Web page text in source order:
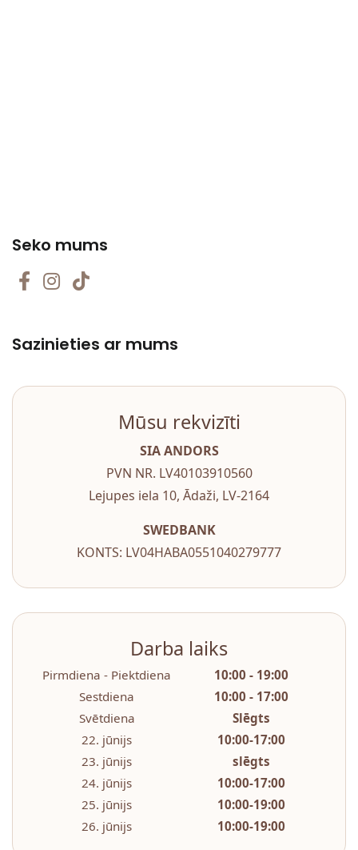
Seko mums
Sazinieties ar mums
Mūsu rekvizīti
SIA ANDORS
PVN NR. LV40103910560
Lejupes iela 10, Ādaži, LV-2164
SWEDBANK
KONTS: LV04HABA0551040279777
Darba laiks
Pirmdiena - Piektdiena
10:00 - 19:00
Sestdiena
10:00 - 17:00
Svētdiena
Slēgts
22. jūnijs
10:00-17:00
23. jūnijs
slēgts
24. jūnijs
10:00-17:00
25. jūnijs
10:00-19:00
26. jūnijs
10:00-19:00